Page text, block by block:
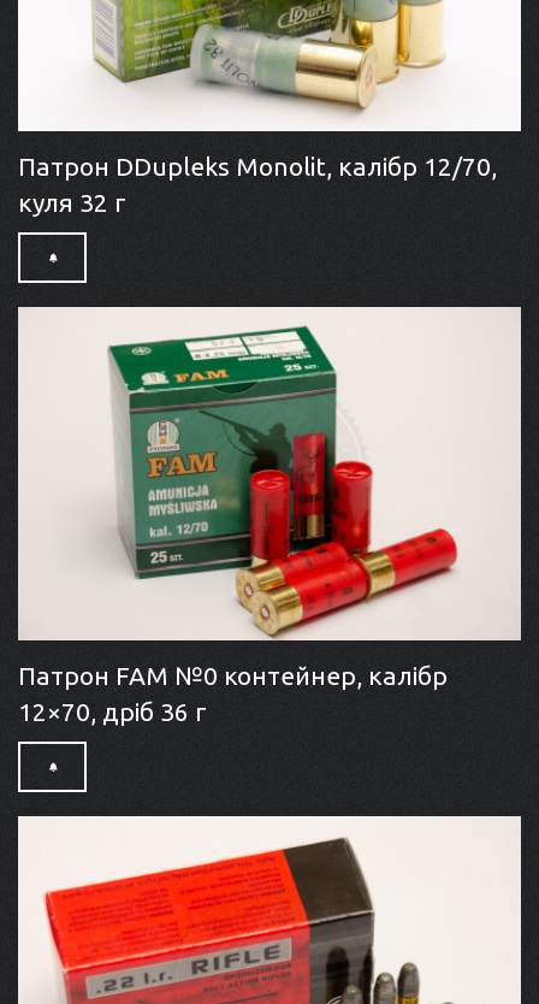
Патрон DDupleks Monolit, калібр 12/70,
куля 32 г
Патрон FAM №0 контейнер, калібр
12×70, дріб 36 г